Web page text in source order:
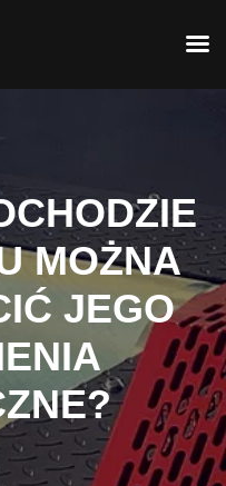
MOŻNA
JEGO